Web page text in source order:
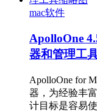
mac软件
ApolloOne
器和管理工
ApolloOne for
器，为经验丰
计目标是容易